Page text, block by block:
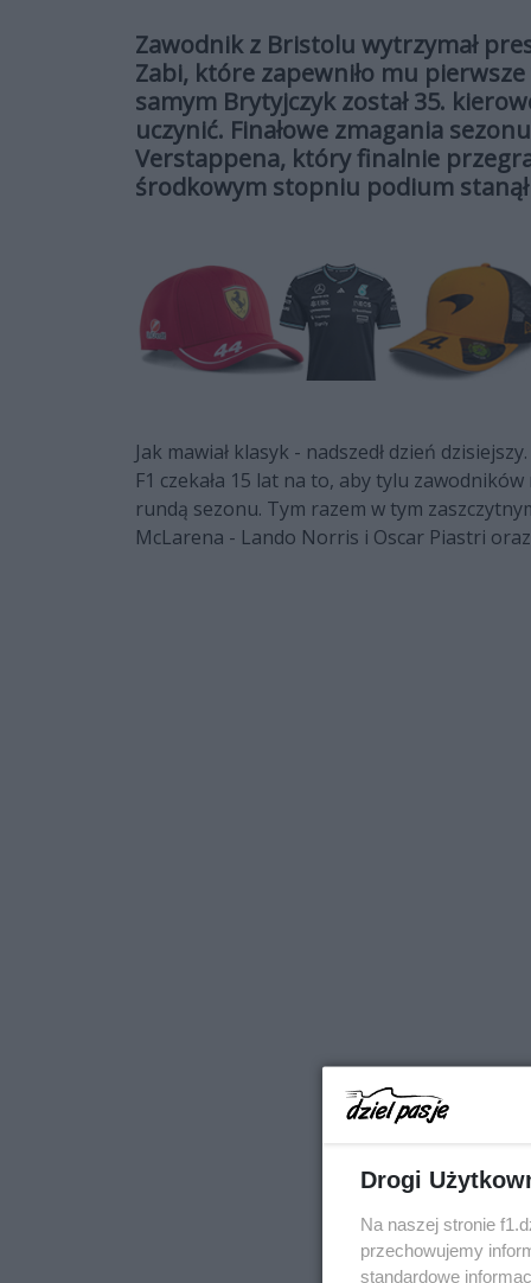
Zawodnik z Bristolu wytrzymał
Zabi, które zapewniło mu
samym Brytyjczyk został 35.
uczynić. Finałowe zmagania
Verstappena, który finalnie
środkowym stopniu podium
Jak mawiał klasyk - nadszedł dzień
F1 czekała 15 lat na to, aby tylu
rundą sezonu. Tym razem w tym
McLarena - Lando Norris i Oscar Piastri
Drogi
Na naszej stronie
przechowujemy
standardowe